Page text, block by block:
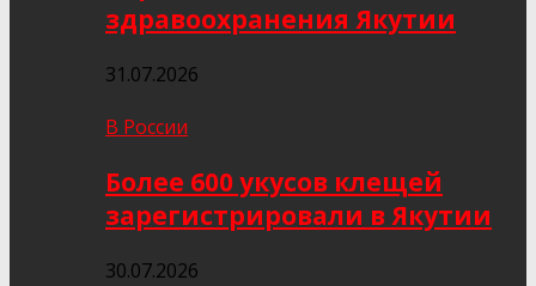
здравоохранения Якутии
31.07.2026
В России
Более 600 укусов клещей
зарегистрировали в Якутии
30.07.2026